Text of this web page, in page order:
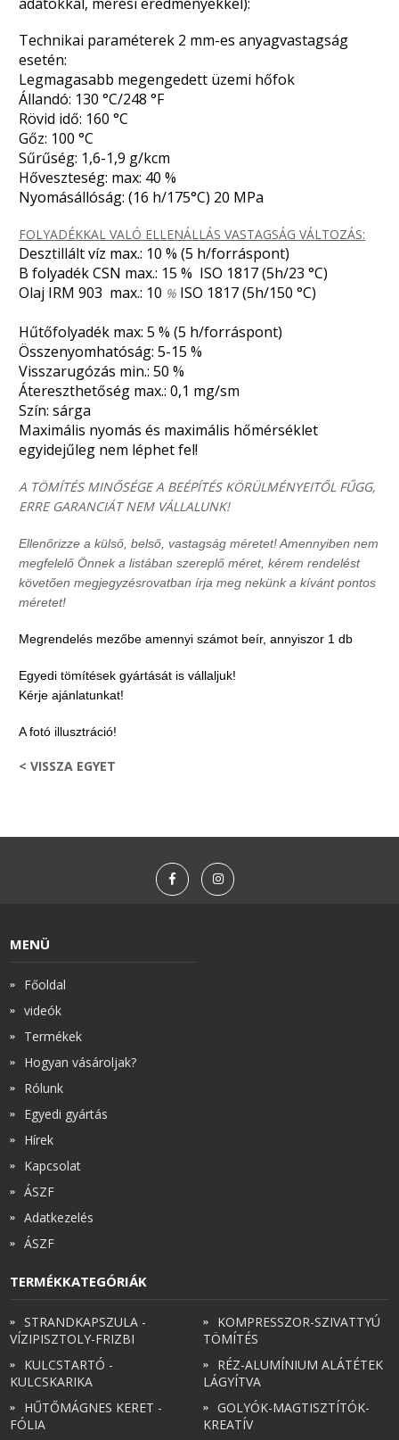
Technikai paraméterek 2 mm-es anyagvastagság
esetén:
Legmagasabb megengedett üzemi hőfok
Állandó: 130 °C/248 °F
Rövid idő: 160 °C
Gőz: 100 °C
Sűrűség: 1,6-1,9 g/kcm
Hőveszteség: max: 40 %
Nyomásállóság: (16 h/175°C) 20 MPa
FOLYADÉKKAL VALÓ ELLENÁLLÁS VASTAGSÁG VÁLTOZÁS:
Desztillált víz max.: 10 % (5 h/forráspont)
B folyadék CSN max.: 15 % ISO 1817 (5h/23 °C)
Olaj IRM 903 max.: 10 % ISO 1817 (5h/150 °C)
Hűtőfolyadék max: 5 % (5 h/forráspont)
Összenyomhatóság: 5-15 %
Visszarugózás min.: 50 %
Átereszthetőség max.: 0,1 mg/sm
Szín: sárga
Maximális nyomás és maximális hőmérséklet
egyidejűleg nem léphet fel!
A TÖMÍTÉS MINŐSÉGE A BEÉPÍTÉS KÖRÜLMÉNYEITŐL FŰGG,
ERRE GARANCIÁT NEM VÁLLALUNK!
Ellenőrizze a külső, belső, vastagság méretet! Amennyiben nem
megfelelő Önnek a listában szereplő méret, kérem rendelést
követően megjegyzésrovatban írja meg nekünk a kívánt pontos
méretet!
Megrendelés mezőbe amennyi számot beír, annyiszor 1 db
Egyedi tömítések gyártását is vállaljuk!
Kérje ajánlatunkat!
A fotó illusztráció!
< VISSZA EGYET
MENÜ
Főoldal
videók
Termékek
Hogyan vásároljak?
Rólunk
Egyedi gyártás
Hírek
Kapcsolat
ÁSZF
Adatkezelés
ÁSZF
TERMÉKKATEGÓRIÁK
STRANDKAPSZULA -
VÍZIPISZTOLY-FRIZBI
KULCSTARTÓ -
KULCSKARIKA
HŰTŐMÁGNES KERET -
FÓLIA
KOMPRESSZOR-SZIVATTYÚ
TÖMÍTÉS
RÉZ-ALUMÍNIUM ALÁTÉTEK
LÁGYÍTVA
GOLYÓK-MAGTISZTÍTÓK-
KREATÍV